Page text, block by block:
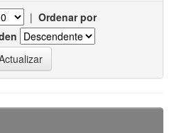
| Ordenar por